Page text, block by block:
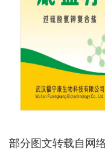
部分图文转载自网